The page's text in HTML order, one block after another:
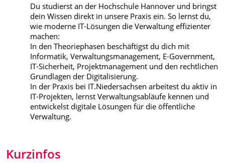
Du studierst an der Hochschule Hannover und bringst
dein Wissen direkt in unsere Praxis ein. So lernst du,
wie moderne IT-Lösungen die Verwaltung effizienter
machen:
In den Theoriephasen beschäftigst du dich mit
Informatik, Verwaltungsmanagement, E-Government,
IT-Sicherheit, Projektmanagement und den rechtlichen
Grundlagen der Digitalisierung.
In der Praxis bei IT.Niedersachsen arbeitest du aktiv in
IT-Projekten, lernst Verwaltungsabläufe kennen und
entwickelst digitale Lösungen für die öffentliche
Verwaltung.
Kurzinfos